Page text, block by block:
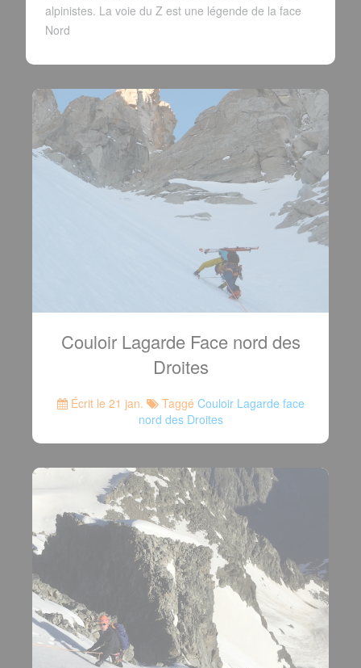
alpinistes. La voie du Z est une légende de la face
Nord
Couloir Lagarde Face nord des
Droites
Écrit le 21 jan. Taggé Couloir Lagarde face
nord des Droites